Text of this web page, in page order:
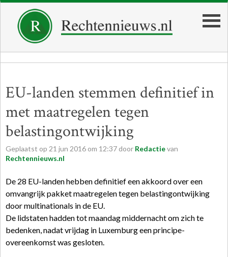
EU-landen stemmen definitief in
met maatregelen tegen
belastingontwijking
Geplaatst op 21 jun 2016 om 12:37 door Redactievan
Rechtennieuws.nl
De 28 EU-landen hebben definitief een akkoord over een
omvangrijk pakket maatregelen tegen belastingontwijking
door multinationals in de EU.
De lidstaten hadden tot maandag middernacht om zich te
bedenken, nadat vrijdag in Luxemburg een principe-
overeenkomst was gesloten.